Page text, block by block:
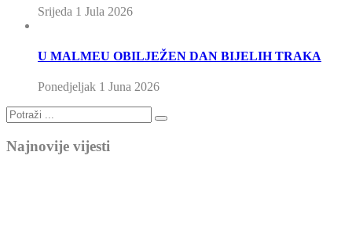
Srijeda 1 Jula 2026
U MALMEU OBILJEŽEN DAN BIJELIH TRAKA
Ponedjeljak 1 Juna 2026
Najnovije vijesti